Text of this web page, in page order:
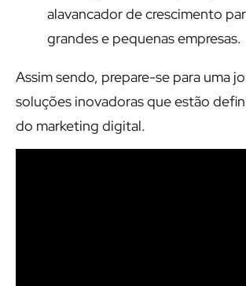
alavancador de crescimento
grandes e pequenas empresas.
Assim sendo, prepare-se para uma
soluções inovadoras que estão
do marketing digital.